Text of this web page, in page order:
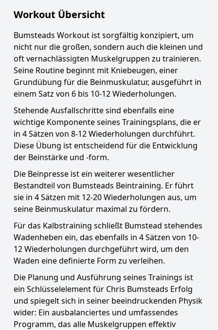
Workout Übersicht
Bumsteads Workout ist sorgfältig konzipiert, um
nicht nur die großen, sondern auch die kleinen und
oft vernachlässigten Muskelgruppen zu trainieren.
Seine Routine beginnt mit Kniebeugen, einer
Grundübung für die Beinmuskulatur, ausgeführt in
einem Satz von 6 bis 10-12 Wiederholungen.
Stehende Ausfallschritte sind ebenfalls eine
wichtige Komponente seines Trainingsplans, die er
in 4 Sätzen von 8-12 Wiederholungen durchführt.
Diese Übung ist entscheidend für die Entwicklung
der Beinstärke und -form.
Die Beinpresse ist ein weiterer wesentlicher
Bestandteil von Bumsteads Beintraining. Er führt
sie in 4 Sätzen mit 12-20 Wiederholungen aus, um
seine Beinmuskulatur maximal zu fördern.
Für das Kalbstraining schließt Bumstead stehendes
Wadenheben ein, das ebenfalls in 4 Sätzen von 10-
12 Wiederholungen durchgeführt wird, um den
Waden eine definierte Form zu verleihen.
Die Planung und Ausführung seines Trainings ist
ein Schlüsselelement für Chris Bumsteads Erfolg
und spiegelt sich in seiner beeindruckenden Physik
wider: Ein ausbalanciertes und umfassendes
Programm, das alle Muskelgruppen effektiv